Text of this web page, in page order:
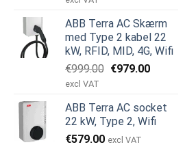
var:
€799.00.
er:
€629.00.
ABB Terra AC Skærm
med Type 2 kabel 22
kW, RFID, MID, 4G, Wifi
€999.00 Den
var:
€999.00.
€979.00Den
er:
€979.00.
excl VAT
ABB Terra AC socket
22 kW, Type 2, Wifi
€579.00 excl VAT